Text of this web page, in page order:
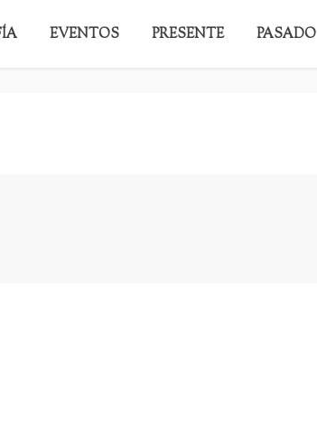
EVENTOS PRESENTE PASADO